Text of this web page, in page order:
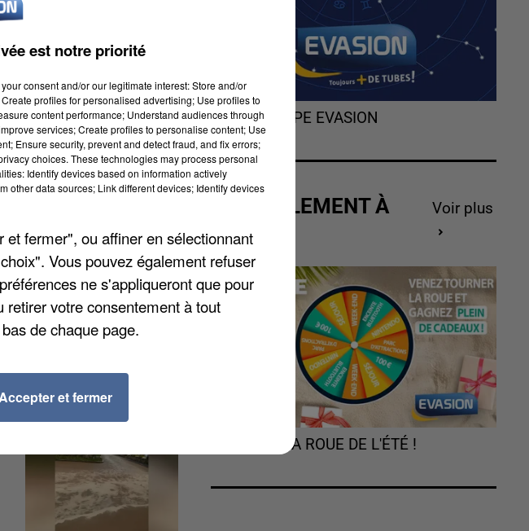
adjoints lors du
à l'Hôtel de Ville, 14
dans la salle qui lui
L'HOROSCOPE EVASION
ACTUELLEMENT À
GAGNER
Voir plus
TOURNEZ LA ROUE DE L'ÉTÉ !
est notre priorité
consent and/or our legitimate interest: Store and/or
profiles for personalised advertising; Use profiles to
content performance; Understand audiences through
services; Create profiles to personalise content; Use
Ensure security, prevent and detect fraud, and fix errors;
choices. These technologies may process personal
Identify devices based on information actively
other data sources; Link different devices; Identify devices
fermer", ou affiner en sélectionnant
Vous pouvez également refuser
ne s'appliqueront que pour
votre consentement à tout
de chaque page.
Accepter et fermer